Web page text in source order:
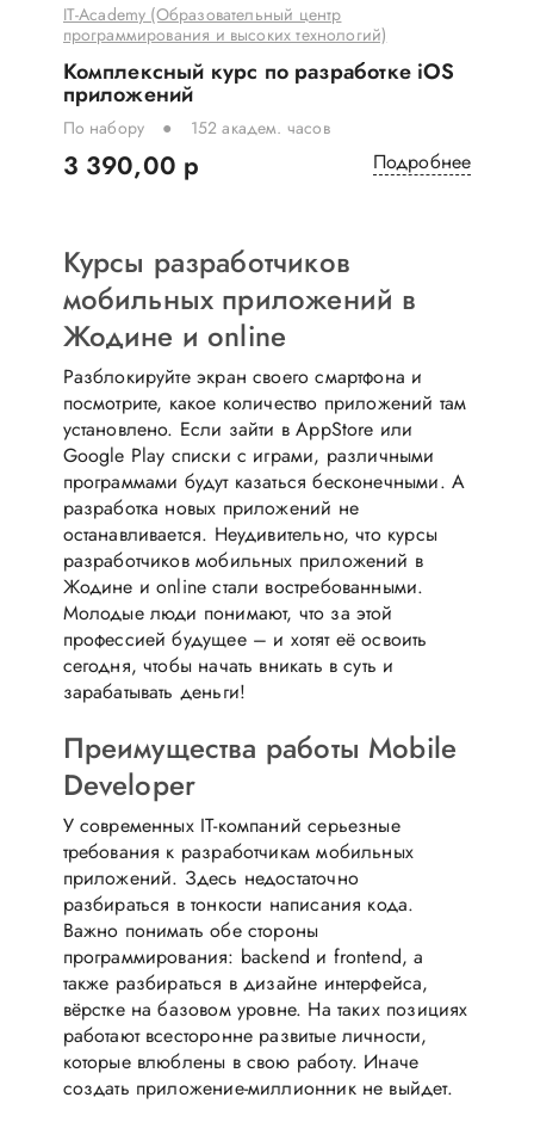
IT-Academy (Образовательный центр
программирования и высоких технологий)
Комплексный курс по разработке iOS
приложений
По набору 152 академ. часов
3 390,00 р Подробнее
Курсы разработчиков
мобильных приложений в
Жодине и online
Разблокируйте экран своего смартфона и
посмотрите, какое количество приложений там
установлено. Если зайти в AppStore или
Google Play списки с играми, различными
программами будут казаться бесконечными. А
разработка новых приложений не
останавливается. Неудивительно, что курсы
разработчиков мобильных приложений в
Жодине и online стали востребованными.
Молодые люди понимают, что за этой
профессией будущее – и хотят её освоить
сегодня, чтобы начать вникать в суть и
зарабатывать деньги!
Преимущества работы Mobile
Developer
У современных IT-компаний серьезные
требования к разработчикам мобильных
приложений. Здесь недостаточно
разбираться в тонкости написания кода.
Важно понимать обе стороны
программирования: backend и frontend, а
также разбираться в дизайне интерфейса,
вёрстке на базовом уровне. На таких позициях
работают всесторонне развитые личности,
которые влюблены в свою работу. Иначе
создать приложение-миллионник не выйдет.